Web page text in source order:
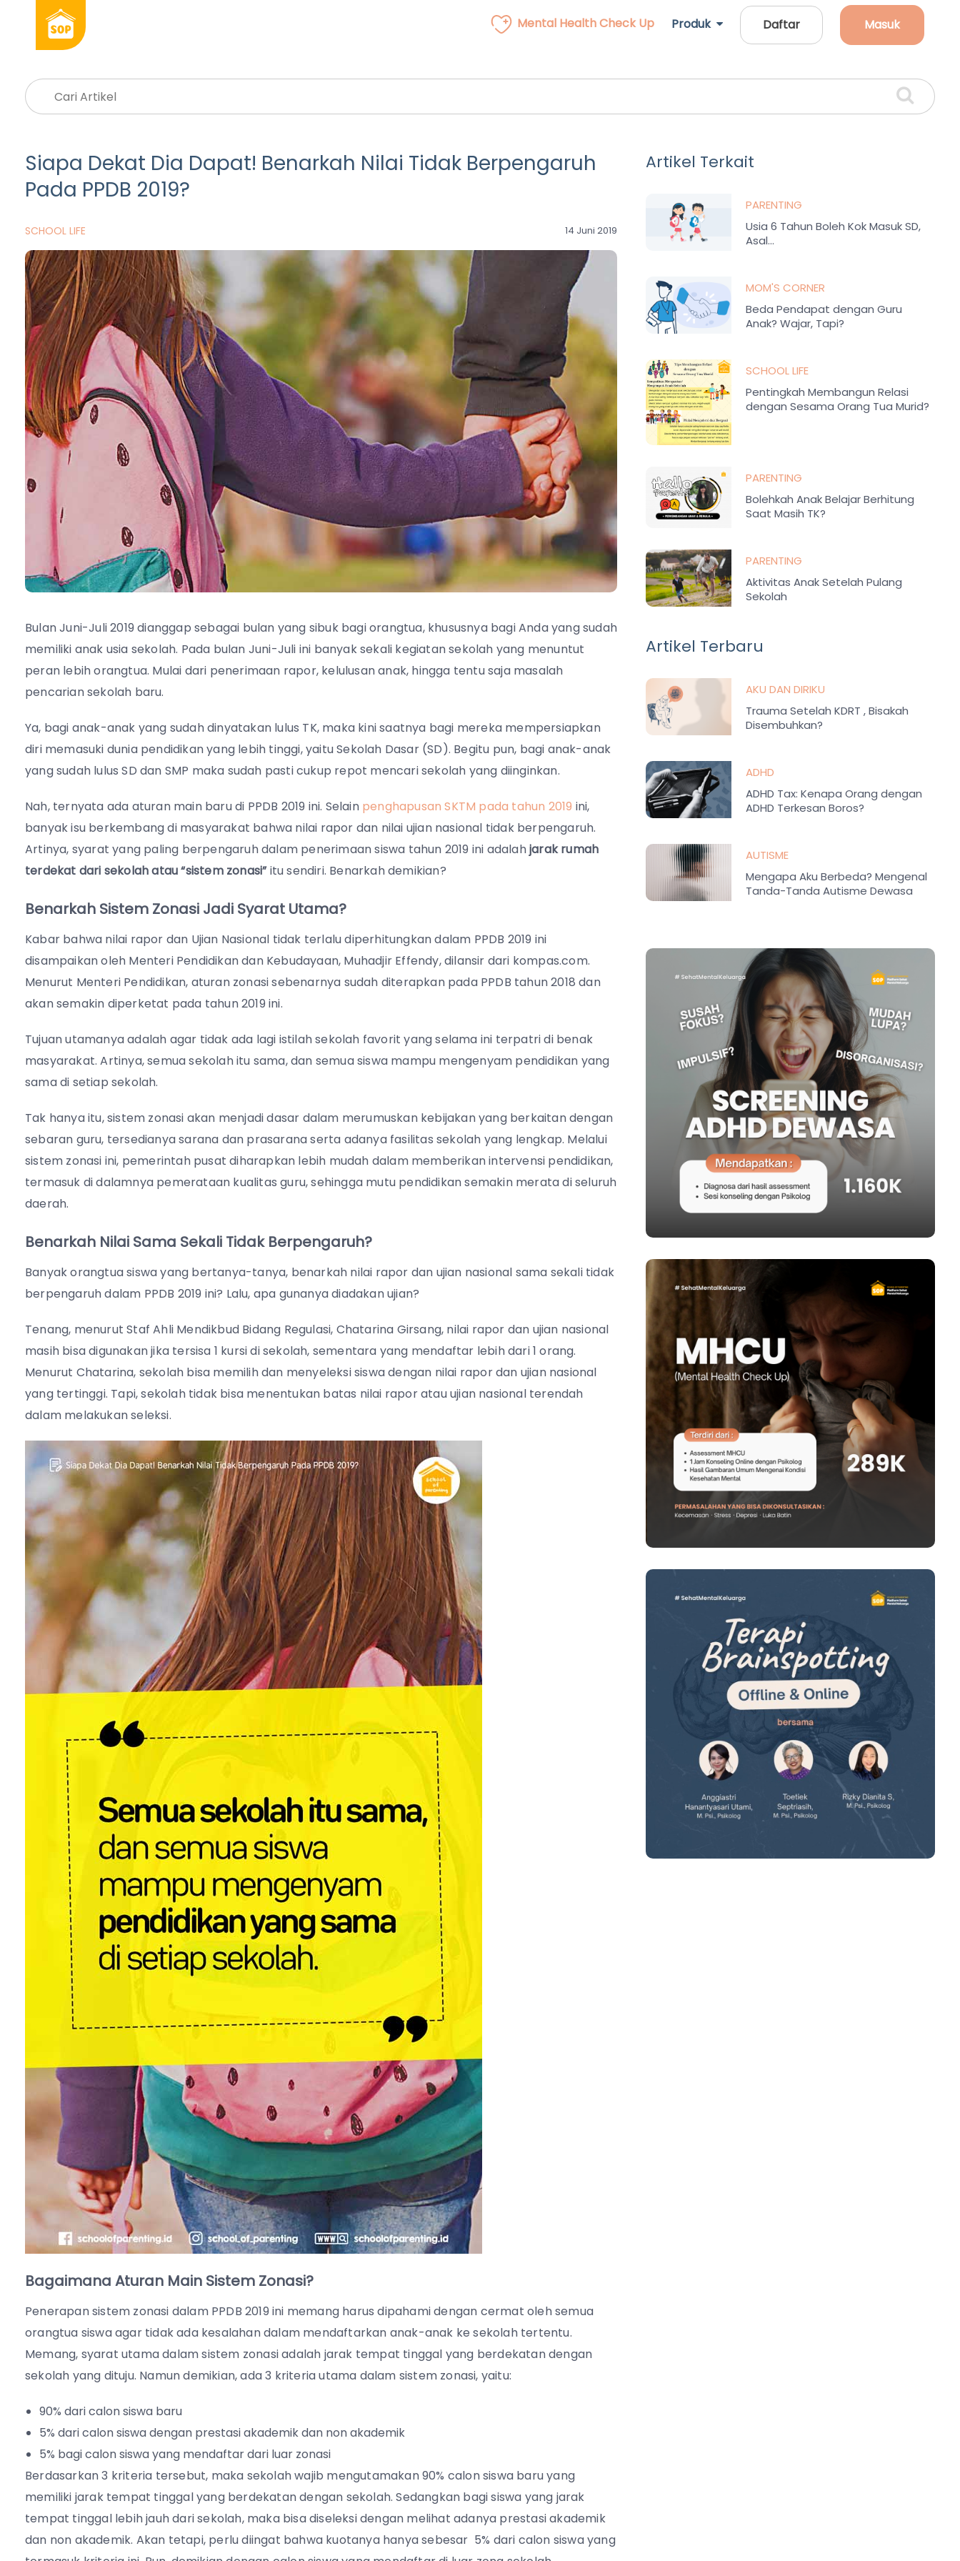
Mental Health Check Up Produk Daftar Masuk
Siapa Dekat Dia Dapat! Benarkah Nilai Tidak Berpengaruh
Pada PPDB 2019?
SCHOOL LIFE 14 Juni 2019
Bulan Juni-Juli 2019 dianggap sebagai bulan yang sibuk bagi orangtua, khususnya bagi Anda yang sudah
memiliki anak usia sekolah. Pada bulan Juni-Juli ini banyak sekali kegiatan sekolah yang menuntut
peran lebih orangtua. Mulai dari penerimaan rapor, kelulusan anak, hingga tentu saja masalah
pencarian sekolah baru.
Ya, bagi anak-anak yang sudah dinyatakan lulus TK, maka kini saatnya bagi mereka mempersiapkan
diri memasuki dunia pendidikan yang lebih tinggi, yaitu Sekolah Dasar (SD). Begitu pun, bagi anak-anak
yang sudah lulus SD dan SMP maka sudah pasti cukup repot mencari sekolah yang diinginkan.
Nah, ternyata ada aturan main baru di PPDB 2019 ini. Selain penghapusan SKTM pada tahun 2019 ini,
banyak isu berkembang di masyarakat bahwa nilai rapor dan nilai ujian nasional tidak berpengaruh.
Artinya, syarat yang paling berpengaruh dalam penerimaan siswa tahun 2019 ini adalahjarak rumah
terdekat dari sekolah atau “sistem zonasi”itu sendiri. Benarkah demikian?
Benarkah Sistem Zonasi Jadi Syarat Utama?
Kabar bahwa nilai rapor dan Ujian Nasional tidak terlalu diperhitungkan dalam PPDB 2019 ini
disampaikan oleh Menteri Pendidikan dan Kebudayaan, Muhadjir Effendy, dilansir dari kompas.com.
Menurut Menteri Pendidikan, aturan zonasi sebenarnya sudah diterapkan pada PPDB tahun 2018 dan
akan semakin diperketat pada tahun 2019 ini.
Tujuan utamanya adalah agar tidak ada lagi istilah sekolah favorit yang selama ini terpatri di benak
masyarakat. Artinya, semua sekolah itu sama, dan semua siswa mampu mengenyam pendidikan yang
sama di setiap sekolah.
Tak hanya itu, sistem zonasi akan menjadi dasar dalam merumuskan kebijakan yang berkaitan dengan
sebaran guru, tersedianya sarana dan prasarana serta adanya fasilitas sekolah yang lengkap. Melalui
sistem zonasi ini, pemerintah pusat diharapkan lebih mudah dalam memberikan intervensi pendidikan,
termasuk di dalamnya pemerataan kualitas guru, sehingga mutu pendidikan semakin merata di seluruh
daerah.
Benarkah Nilai Sama Sekali Tidak Berpengaruh?
Banyak orangtua siswa yang bertanya-tanya, benarkah nilai rapor dan ujian nasional sama sekali tidak
berpengaruh dalam PPDB 2019 ini? Lalu, apa gunanya diadakan ujian?
Tenang, menurut Staf Ahli Mendikbud Bidang Regulasi, Chatarina Girsang, nilai rapor dan ujian nasional
masih bisa digunakan jika tersisa 1 kursi di sekolah, sementara yang mendaftar lebih dari 1 orang.
Menurut Chatarina, sekolah bisa memilih dan menyeleksi siswa dengan nilai rapor dan ujian nasional
yang tertinggi. Tapi, sekolah tidak bisa menentukan batas nilai rapor atau ujian nasional terendah
dalam melakukan seleksi.
Bagaimana Aturan Main Sistem Zonasi?
Penerapan sistem zonasi dalam PPDB 2019 ini memang harus dipahami dengan cermat oleh semua
orangtua siswa agar tidak ada kesalahan dalam mendaftarkan anak-anak ke sekolah tertentu.
Memang, syarat utama dalam sistem zonasi adalah jarak tempat tinggal yang berdekatan dengan
sekolah yang dituju. Namun demikian, ada 3 kriteria utama dalam sistem zonasi, yaitu:
90% dari calon siswa baru
5% dari calon siswa dengan prestasi akademik dan non akademik
5% bagi calon siswa yang mendaftar dari luar zonasi
Berdasarkan 3 kriteria tersebut, maka sekolah wajib mengutamakan 90% calon siswa baru yang
memiliki jarak tempat tinggal yang berdekatan dengan sekolah. Sedangkan bagi siswa yang jarak
tempat tinggal lebih jauh dari sekolah, maka bisa diseleksi dengan melihat adanya prestasi akademik
dan non akademik. Akan tetapi, perlu diingat bahwa kuotanya hanya sebesar 5% dari calon siswa yang
Artikel Terkait
PARENTING
Usia 6 Tahun Boleh Kok Masuk SD,
Asal…
MOM'S CORNER
Beda Pendapat dengan Guru
Anak? Wajar, Tapi?
SCHOOL LIFE
Pentingkah Membangun Relasi
dengan Sesama Orang Tua Murid?
PARENTING
Bolehkah Anak Belajar Berhitung
Saat Masih TK?
PARENTING
Aktivitas Anak Setelah Pulang
Sekolah
Artikel Terbaru
AKU DAN DIRIKU
Trauma Setelah KDRT , Bisakah
Disembuhkan?
ADHD
ADHD Tax: Kenapa Orang dengan
ADHD Terkesan Boros?
AUTISME
Mengapa Aku Berbeda? Mengenal
Tanda-Tanda Autisme Dewasa